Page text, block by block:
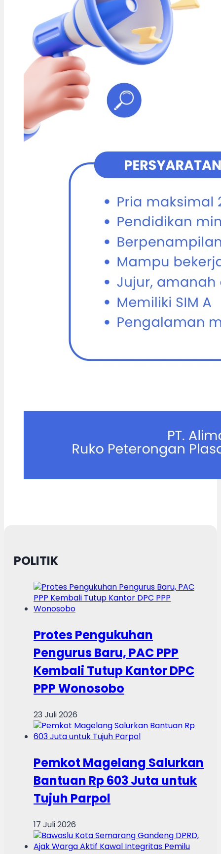
POLITIK
Protes Pengukuhan
Pengurus Baru, PAC PPP
Kembali Tutup Kantor DPC
PPP Wonosobo
23 Juli 2026
Pemkot Magelang Salurkan
Bantuan Rp 603 Juta untuk
Tujuh Parpol
17 Juli 2026